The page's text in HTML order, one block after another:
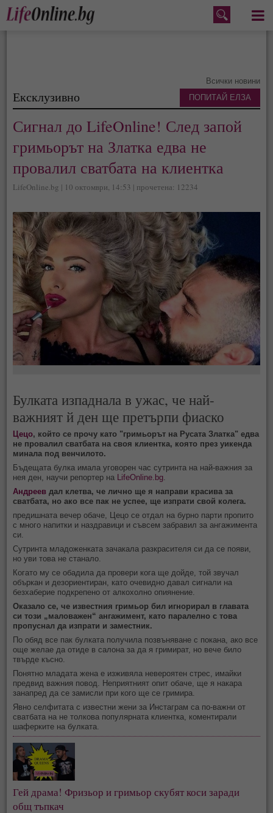
Меню
Всички новини
Ексклузивно
Сигнал до LifeOnline! След запой
гримьорът на Златка едва не
провалил сватбата на клиентка
LifeOnline.bg | 10 октомври, 14:53 | прочетена: 12234
Булката изпаднала в ужас, че най-
важният й ден ще претърпи фиаско
Цецо, който се прочу като "гримьорът на Русата Златка" едва
не провалил сватбата на своя клиентка, която през уикенда
минала под венчилото.
Бъдещата булка имала уговорен час сутринта на най-важния за
нея ден, научи репортер на LifeOnline.bg
Андреев дал клетва, че лично ще я направи красива за
сватбата, но ако все пак не успее, ще изпрати свой колега.
предишната вечер обаче, Цецо се отдал на бурно парти пропито
с много напитки и наздравици и съвсем забравил за ангажимента
си.
Сутринта младоженката зачакала разкрасителя си да се появи,
но уви това не станало.
Когато му се обадила да провери кога ще дойде, той звучал
объркан и дезориентиран, като очевидно давал сигнали на
безхаберие подкрепено от алкохолно опиянение.
Оказало се, че известния гримьор бил игнорирал в главата
си този „маловажен“ ангажимент, като паралелно с това
пропуснал да изпрати и заместник.
По обяд все пак булката получила позвъняване с покана, ако все
още желае да отиде в салона за да я гримират, но вече било
твърде късно.
Понятно младата жена е изживяла невероятен стрес, имайки
предвид важния повод. Неприятният опит обаче, ще я накара
занапред да се замисли при кого ще се гримира.
Явно селфитата с известни жени за Инстаграм са по-важни от
сватбата на не толкова популярната клиентка, коментирали
шаферките на булката.
Гей драма! Фризьор и гримьор скубят коси заради
общ тъпкач
ПОПИТАЙ ЕЛЗА